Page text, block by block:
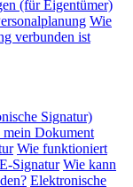
(für Eigentümer)
Wie
verbunden ist
Signatur)
Dokument
Wie funktioniert
Signatur Wie kann
Elektronische